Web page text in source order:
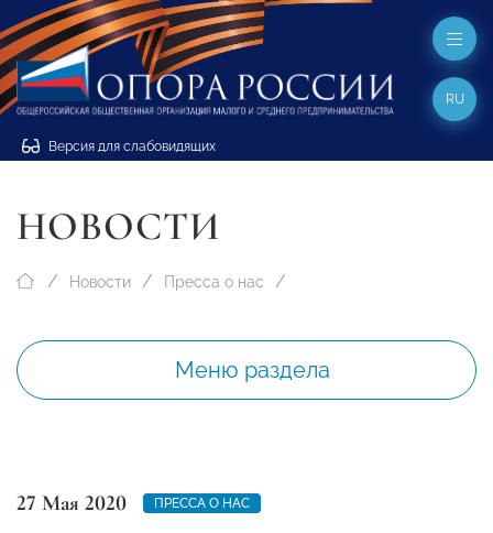
Версия для слабовидящих
RU
НОВОСТИ
Новости Пресса о нас
Меню раздела
27 Мая 2020 ПРЕССА О НАС